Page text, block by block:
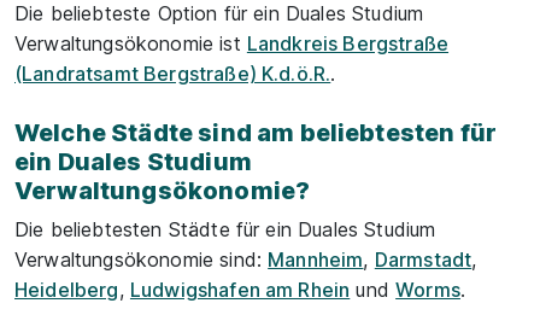
Die beliebteste Option für ein Duales Studium
Verwaltungsökonomie ist Landkreis Bergstraße
(Landratsamt Bergstraße) K.d.ö.R..
Welche Städte sind am beliebtesten für
ein Duales Studium
Verwaltungsökonomie?
Die beliebtesten Städte für ein Duales Studium
Verwaltungsökonomie sind: Mannheim, Darmstadt,
Heidelberg, Ludwigshafen am Rhein undWorms.